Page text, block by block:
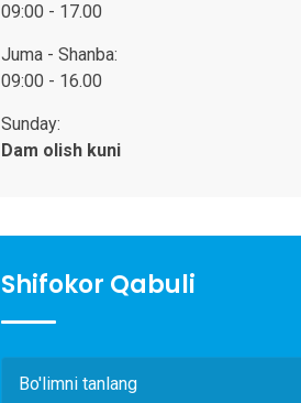
09:00 - 17.00
Juma - Shanba:
09:00 - 16.00
Sunday:
Dam olish kuni
Shifokor Qabuli
Bo'limni tanlang